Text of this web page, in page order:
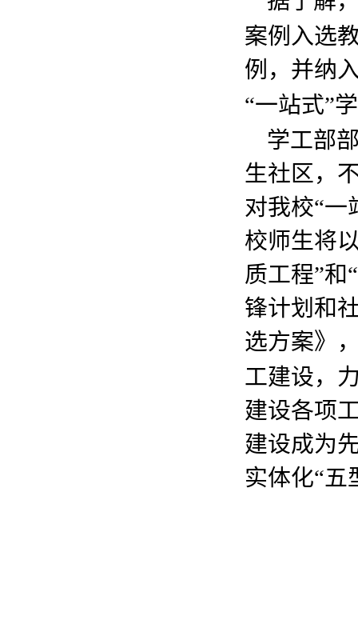
案例入选
例，并纳
“一站式”
学工部
生社区，
对我校“一
校师生将
质工程”和
锋计划和
选方案》
工建设，
建设各项
建设成为
实体化“五